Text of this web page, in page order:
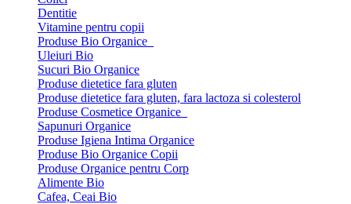
Dentitie
Vitamine pentru copii
Produse Bio Organice
Uleiuri Bio
Sucuri Bio Organice
Produse dietetice fara gluten
Produse dietetice fara gluten, fara lactoza si colesterol
Produse Cosmetice Organice
Sapunuri Organice
Produse Igiena Intima Organice
Produse Bio Organice Copii
Produse Organice pentru Corp
Alimente Bio
Cafea, Ceai Bio